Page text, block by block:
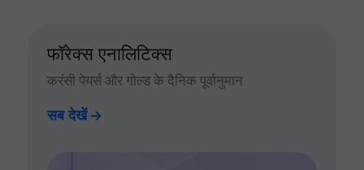
फॉरेक्स एनालिटिक्स
करंसी पेयर्स और गोल्ड के दैनिक पूर्वानुमान
सब देखें